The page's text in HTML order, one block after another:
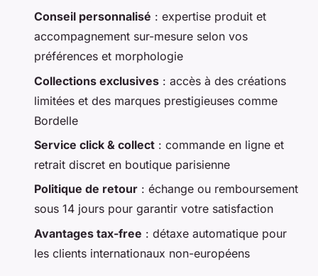
Conseil personnalisé : expertise produit et
accompagnement sur-mesure selon vos
préférences et morphologie
Collections exclusives : accès à des créations
limitées et des marques prestigieuses comme
Bordelle
Service click & collect : commande en ligne et
retrait discret en boutique parisienne
Politique de retour : échange ou remboursement
sous 14 jours pour garantir votre satisfaction
Avantages tax-free : détaxe automatique pour
les clients internationaux non-européens